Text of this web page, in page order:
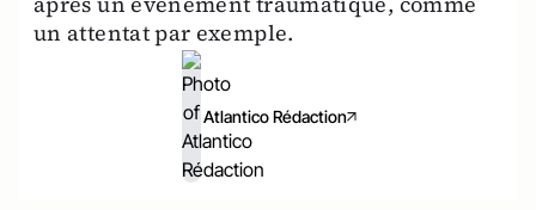
un attentat par exemple.
Atlantico Rédaction